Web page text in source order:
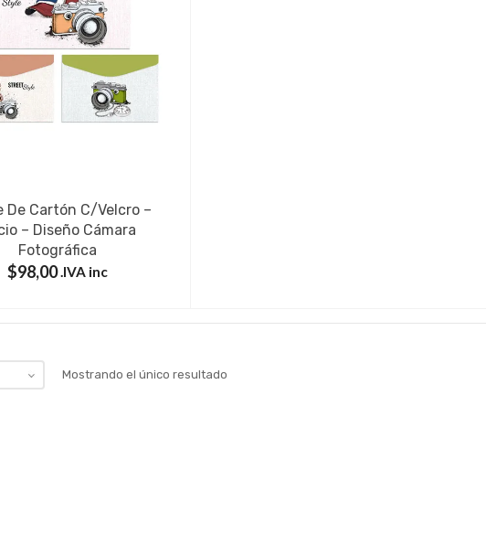
De Cartón C/velcro –
– Diseño Cámara
Fotográfica
$98,00 IVA inc.
Mostrando el único resultado